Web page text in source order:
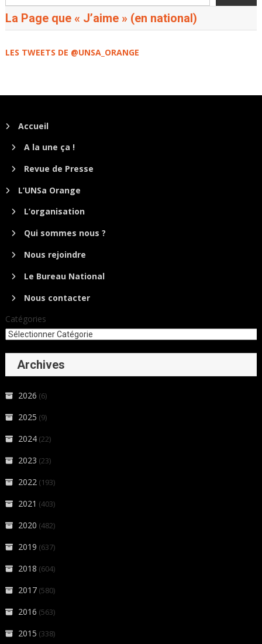
La Page que « J’aime » (en national)
LES TWEETS DE @UNSA_ORANGE
Accueil
A la une ça !
Revue de Presse
L’UNSa Orange
L’organisation
Qui sommes nous ?
Nous rejoindre
Le Bureau National
Nous contacter
Catégories
Archives
2026 (6)
2025 (9)
2024 (22)
2023 (23)
2022 (193)
2021 (403)
2020 (482)
2019 (637)
2018 (604)
2017 (580)
2016 (563)
2015 (338)